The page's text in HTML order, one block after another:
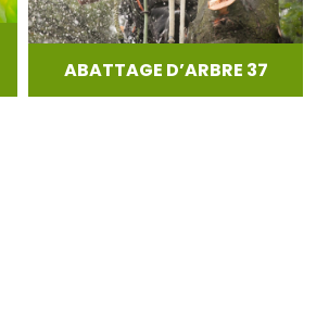
ABATTAGE D’ARBRE 37